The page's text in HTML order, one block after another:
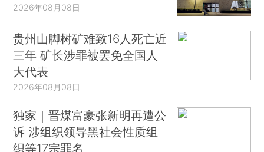
2026年08月08日
贵州山脚树矿难致16人死亡近
三年 矿长涉罪被罢免全国人
大代表
2026年08月08日
独家｜晋煤富豪张新明再遭公
诉 涉组织领导黑社会性质组
织等17宗罪名